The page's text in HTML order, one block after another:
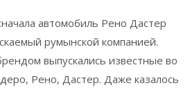
автомобиль Рено Дастер
румынской компанией.
выпускались известные во
Рено, Дастер. Даже казалось